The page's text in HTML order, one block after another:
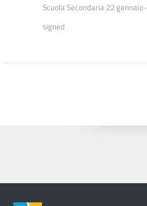
Scuola Secondaria 22 gennaio-
signed